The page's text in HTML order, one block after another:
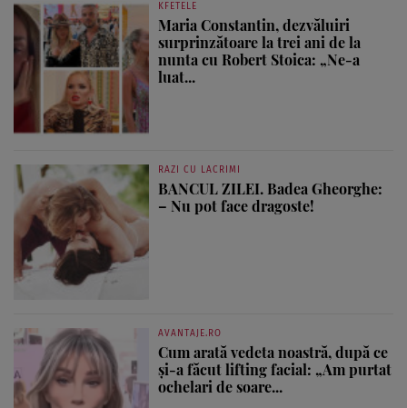
KFETELE
Maria Constantin, dezvăluiri
surprinzătoare la trei ani de la
nunta cu Robert Stoica: „Ne-a
luat...
RAZI CU LACRIMI
BANCUL ZILEI. Badea Gheorghe:
– Nu pot face dragoste!
AVANTAJE.RO
Cum arată vedeta noastră, după ce
și-a făcut lifting facial: „Am purtat
ochelari de soare...